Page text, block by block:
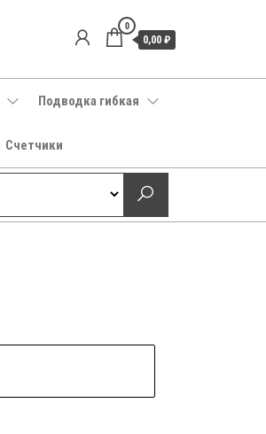
0
0,00 ₽
Подводка гибкая
Счетчики